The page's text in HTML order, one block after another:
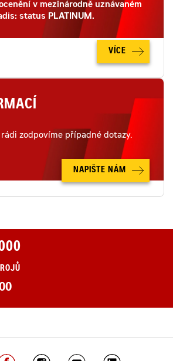
v mezinárodně uznávaném
status PLATINUM.
VÍCE
zodpovíme případné dotazy.
NAPIŠTE NÁM